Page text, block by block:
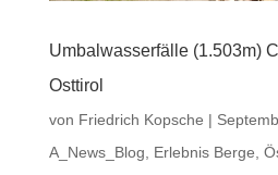
Umbalwasserfälle (1.503m)
Osttirol
von Friedrich Kopsche |
A_News_Blog
Erlebnis Berge